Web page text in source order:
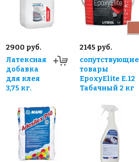
2900 руб.
Латексная
добавка
для клея
3,75 кг.
2145 руб.
сопутствующие
товары
EpoxyElite E.12
Табачный 2 кг